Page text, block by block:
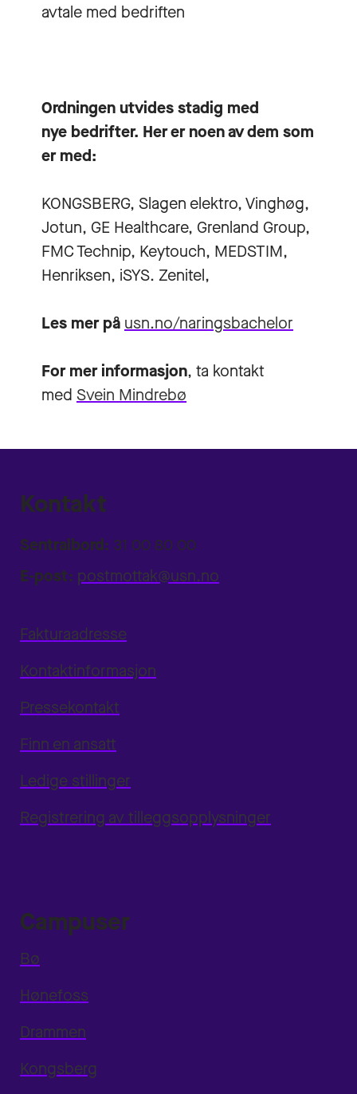
avtale med bedriften
Ordningen utvides stadig med
nye bedrifter. Her er noen av dem som
er med:
KONGSBERG, Slagen elektro, Vinghøg,
Jotun, GE Healthcare, Grenland Group,
FMC Technip, Keytouch, MEDSTIM,
Henriksen, iSYS. Zenitel,
Les mer på usn.no/naringsbachelor
For mer informasjon, ta kontakt
med Svein Mindrebø
Kontakt
Sentralbord: 31 00 80 00
E-post: postmottak@usn.no
Fakturaadresse
Kontaktinformasjon
Pressekontakt
Finn en ansatt
Ledige stillinger
Registrering av tilleggsopplysninger
Campuser
Bø
Hønefoss
Drammen
Kongsberg